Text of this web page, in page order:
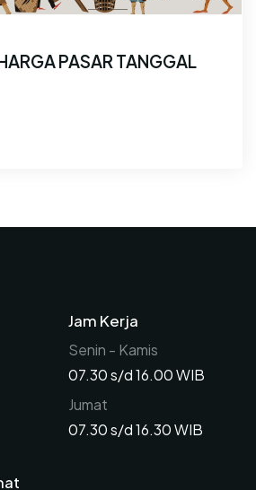
PASAR TANGGAL
Jam Kerja
Senin - Kamis
07.30 s/d 16.00 WIB
Jumat
07.30 s/d 16.30 WIB